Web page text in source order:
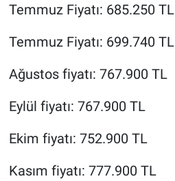
Temmuz Fiyatı: 685.250 TL
Temmuz Fiyatı: 699.740 TL
Ağustos fiyatı: 767.900 TL
Eylül fiyatı: 767.900 TL
Ekim fiyatı: 752.900 TL
Kasım fiyatı: 777.900 TL